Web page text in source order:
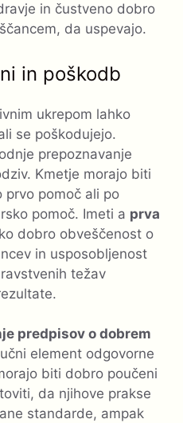
in čustveno dobro
da uspevajo.
in poškodb
ukrepom lahko
se poškodujejo.
prepoznavanje
Kmetje morajo biti
prvo pomoč ali po
pomoč. Imeti a prva
dobro obveščenost o
in usposobljenost
težav
predpisov o dobrem
element odgovorne
biti dobro poučeni
da njihove prakse
standarde, ampak